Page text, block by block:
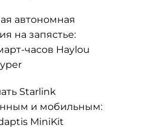
автономная
на запястье:
часов Haylou
Starlink
и мобильным:
MiniKit